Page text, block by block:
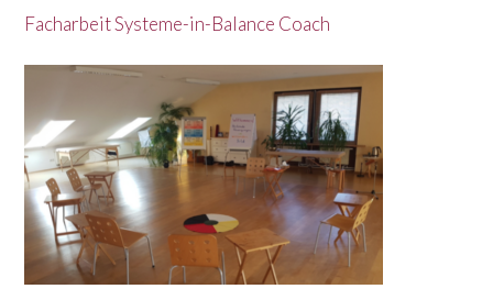
Facharbeit Systeme-in-Balance Coach